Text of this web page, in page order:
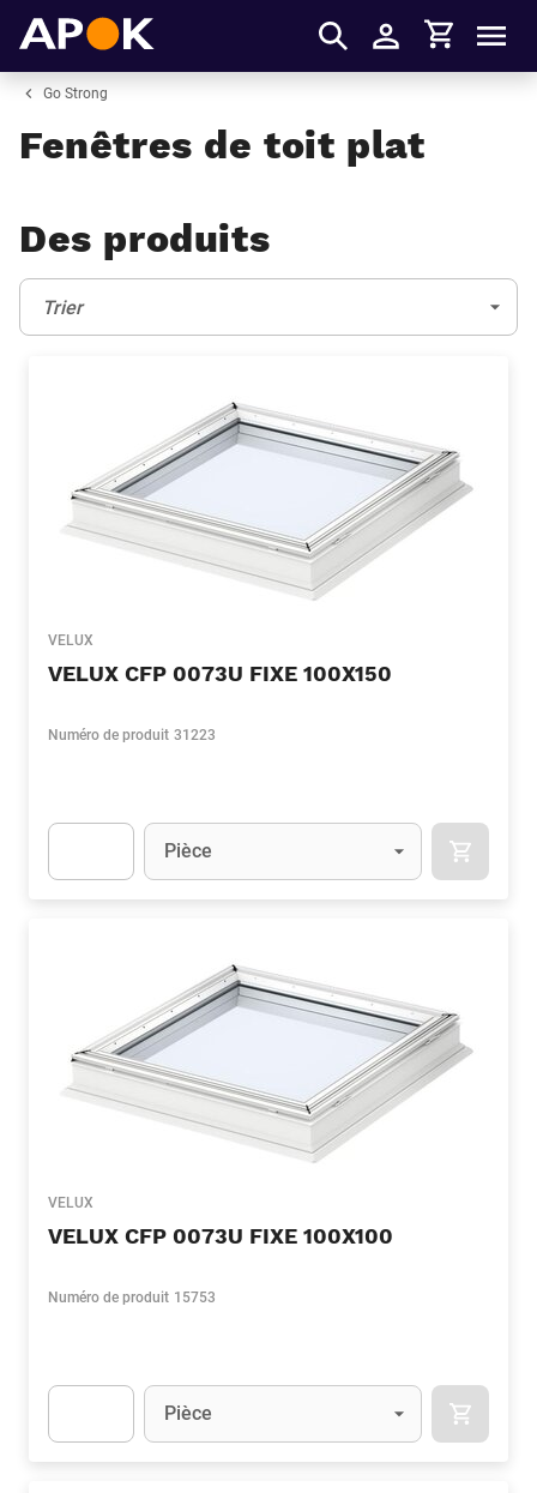
S'identifier
Panier
Go Strong
Fenêtres de toit plat
Des produits
Trier:
Trier
VELUX
VELUX CFP 0073U FIXE 100X150
Numéro de produit 31223
Unité
Pièce
VELUX
VELUX CFP 0073U FIXE 100X100
Numéro de produit 15753
Unité
Pièce